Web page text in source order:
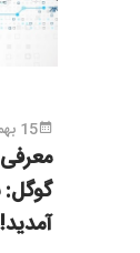
15 بهمن 1398
آمدید!